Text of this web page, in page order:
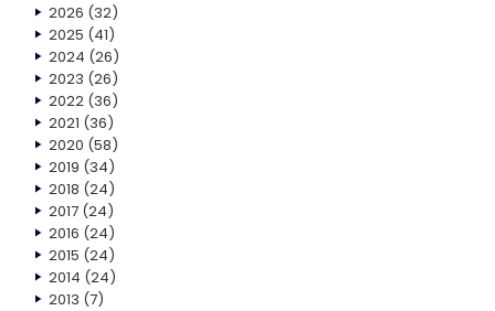
2026 (32)
2025 (41)
2024 (26)
2023 (26)
2022(36)
2021 (36)
2020 (58)
2019 (34)
2018 (24)
2017(24)
2016 (24)
2015 (24)
2014 (24)
2013 (7)